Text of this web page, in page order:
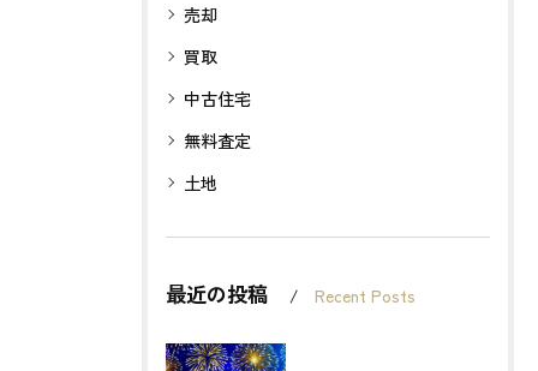
売却
買取
中古住宅
無料査定
土地
最近の投稿 Recent Posts